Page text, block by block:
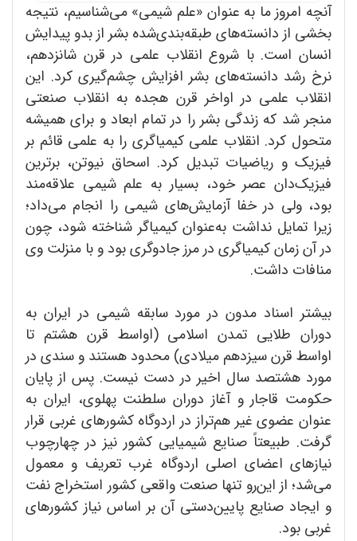
آنچه امروز ما به عنوان «علم شیمی» می‌شناسیم، نتیجه
بخشی از دانسته‌های طبقه‌بندی‌شده بشر از بدو پیدایش
انسان است. با شروع انقلاب علمی در قرن شانزدهم،
نرخ رشد دانسته‌های بشر افزایش چشم‌گیری کرد. این
انقلاب علمی در اواخر قرن هجده به انقلاب صنعتی
منجر شد که زندگی بشر را در تمام ابعاد و برای همیشه
متحول کرد. انقلاب علمی کیمیاگری را به علمی قائم بر
فیزیک و ریاضیات تبدیل کرد. اسحاق نیوتن، برترین
فیزیک‌دان عصر خود، بسیار به علم شیمی علاقه‌مند
بود، ولی در خفا آزمایش‌های شیمی را انجام می‌داد؛
زیرا تمایل نداشت به‌عنوان کیمیاگر شناخته شود، چون
در آن زمان کیمیاگری در مرز جادوگری بود و با منزلت وی
منافات داشت.
بیشتر اسناد مدون در مورد سابقه شیمی در ایران به
دوران طلایی تمدن اسلامی (اواسط قرن هشتم تا
اواسط قرن سیزدهم میلادی) محدود هستند و سندی در
مورد هشتصد سال اخیر در دست نیست. پس از پایان
حکومت قاجار و آغاز دوران سلطنت پهلوی، ایران به
عنوان عضوی غیر هم‌تراز در اردوگاه کشورهای غربی قرار
گرفت. طبیعتاً صنایع شیمیایی کشور نیز در چهارچوب
نیازهای اعضای اصلی اردوگاه غرب تعریف و معمول
می‌شد؛ از این‌رو تنها صنعت واقعی کشور استخراج نفت
و ایجاد صنایع پایین‌دستی آن بر اساس نیاز کشورهای
غربی بود.